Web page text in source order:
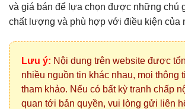
và giá bán để lựa chọn được những chú
chất lượng và phù hợp với điều kiện của
Lưu ý: Nội dung trên website được
nhiều nguồn tin khác nhau, mọi thông
tham khảo. Nếu có bất kỳ tranh chấp
quan tới bản quyền, vui lòng gửi liên